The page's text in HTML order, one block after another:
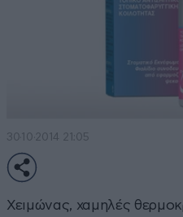
30·10·2014 21:05
Χειμώνας, χαμηλές